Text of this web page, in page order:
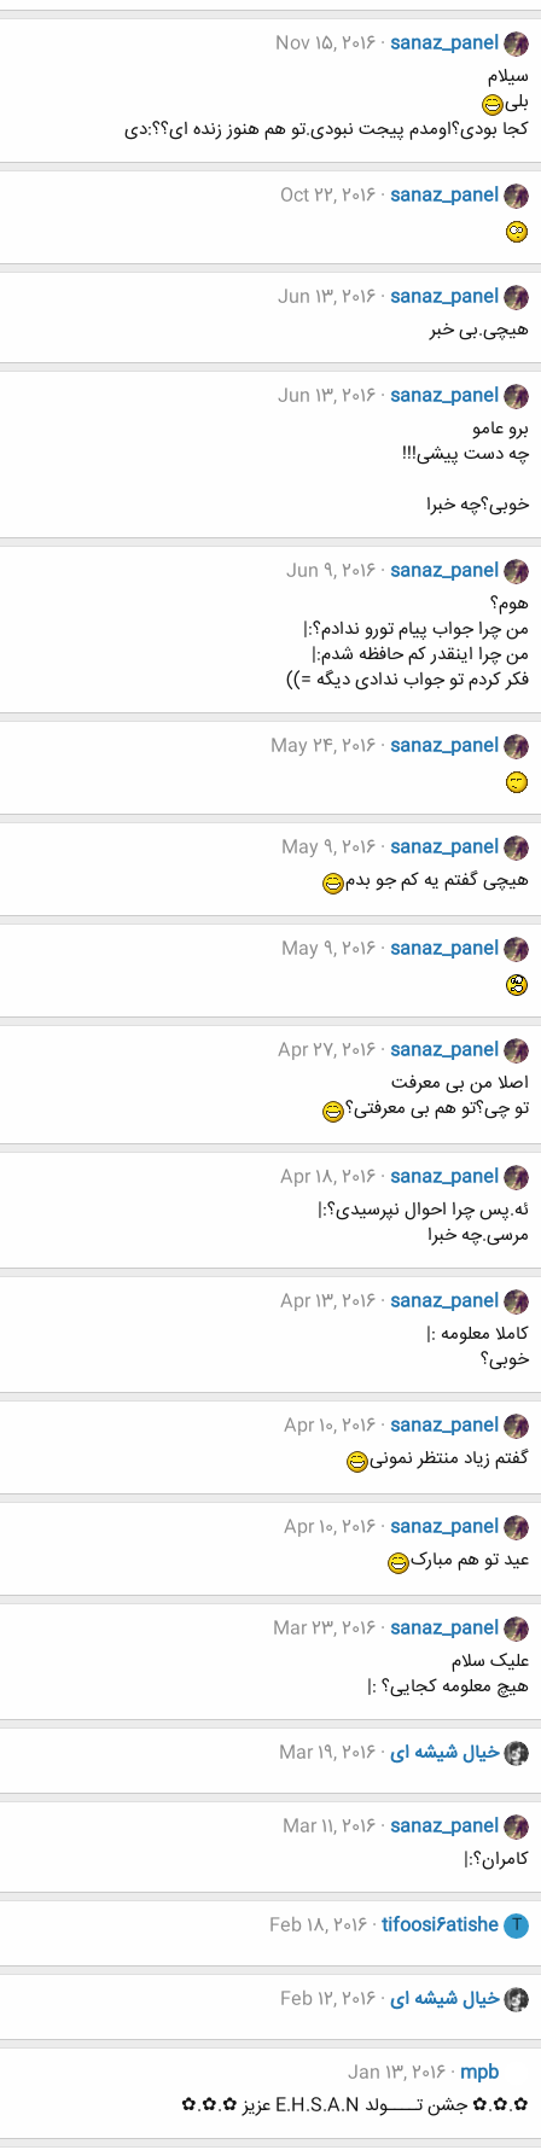
sanaz_panel
Nov 15, 2016
سیلام
بلی
کجا بودی؟اومدم پیجت نبودی.تو هم هنوز زنده ای؟؟:دی
sanaz_panel
Oct 22, 2016
sanaz_panel
Jun 13, 2016
هیچی.بی خبر
sanaz_panel
Jun 13, 2016
برو عامو
چه دست پیشی!!!
خوبی؟چه خبرا
sanaz_panel
Jun 9, 2016
هوم؟
من چرا جواب پیام تورو ندادم؟:|
من چرا اینقدر کم حافظه شدم:|
فکر کردم تو جواب ندادی دیگه =))
sanaz_panel
May 24, 2016
sanaz_panel
May 9, 2016
هیچی گفتم یه کم جو بدم
sanaz_panel
May 9, 2016
sanaz_panel
Apr 27, 2016
اصلا من بی معرفت
تو چی؟تو هم بی معرفتی؟
sanaz_panel
Apr 18, 2016
ئه.پس چرا احوال نپرسیدی؟:|
مرسی.چه خبرا
sanaz_panel
Apr 13, 2016
کاملا معلومه :|
خوبی؟
sanaz_panel
Apr 10, 2016
گفتم زیاد منتظر نمونی
sanaz_panel
Apr 10, 2016
عید تو هم مبارک
sanaz_panel
Mar 23, 2016
علیک سلام
هیچ معلومه کجایی؟ :|
خیال شیشه ای Mar 19, 2016
sanaz_panel
Mar 11, 2016
کامران؟:|
T
tifoosi6atishe
Feb 18, 2016
خیال شیشه ای Feb 12, 2016
mpb
Jan 13, 2016
✿.✿.✿ جشن تــــولد E.H.S.A.N عزیز ✿.✿.✿